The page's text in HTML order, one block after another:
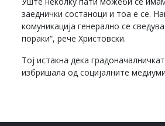
заеднички состаноци и тоа е се.
комуникација генерално се
пораки“, рече Христовски.
Тој истакна дека
избришала од социјалните